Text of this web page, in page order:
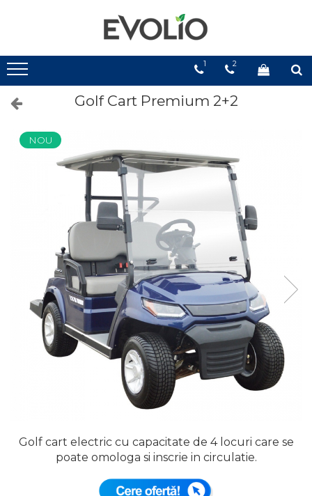
1 2
Golf Cart Premium 2+2
NOU
Golf cart electric cu capacitate de 4 locuri care se
poate omologa si inscrie in circulatie.